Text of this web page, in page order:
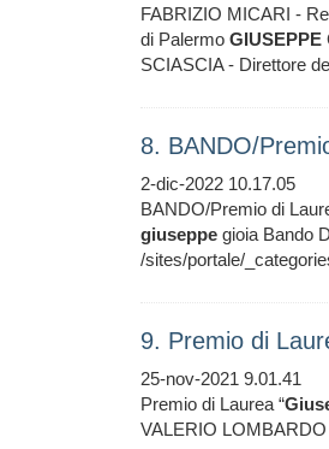
FABRIZIO MICARI -
di Palermo GIUSEPPE
SCIASCIA - Direttore
8. BANDO/
2-dic-2022 10.17.05
BANDO/Premio di
giuseppe gioia Bando
/sites/portale/
9. Premio di
25-nov-2021 9.01.41
Premio di Laurea “
VALERIO